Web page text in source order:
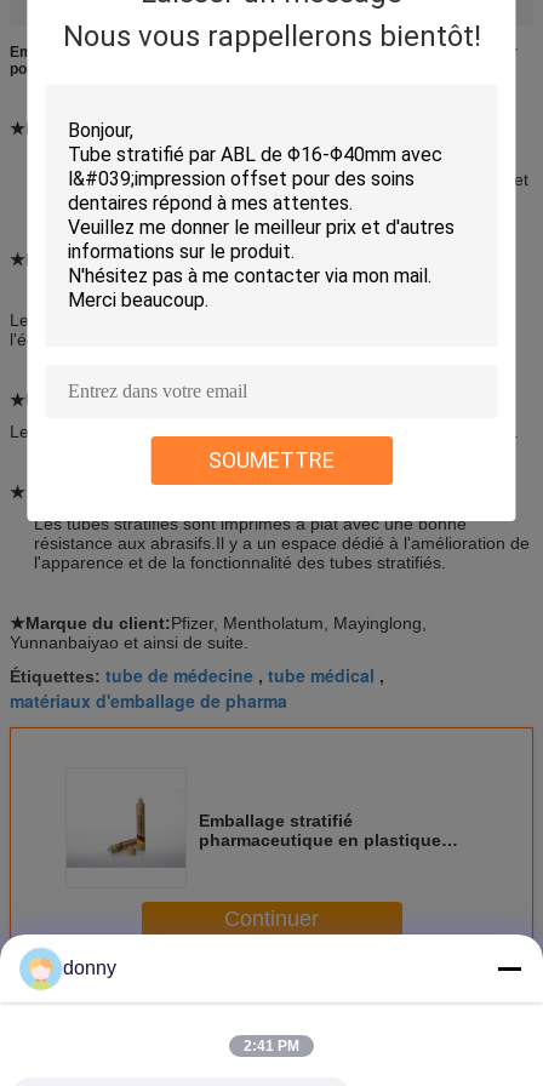
Nous vous rappellerons bientôt!
SOUMETTRE
Emballages de tubes laminés pharmaceutiques en plastique médical pour
pommade à chauffer
★Matériau: tube pharmaceutique
La couche intérieure de PE (film de polyéthylène) des tubes
stratifiés peut être la barrière pour le contact entre le contenu et
la couche intermédiaire en aluminium
★Diamètre et épaisseur du tube(Φ: diamètre μ: épaisseur)
Le nombre d'équipements utilisés est déterminé en fonction de
l'échantillon.
★Utilisation:
Le traitement de la peau, le pied d'athlète, la pommade Scald, etc.
★ Caractéristique:
Les tubes stratifiés sont imprimés à plat avec une bonne
résistance aux abrasifs.Il y a un espace dédié à l'amélioration de
l'apparence et de la fonctionnalité des tubes stratifiés.
★Marque du client:Pfizer, Mentholatum, Mayinglong,
Yunnanbaiyao et ainsi de suite.
Étiquettes: tube de médecine , tube médical ,
matériaux d'emballage de pharma
Emballage stratifié
pharmaceutique en plastique
Continuer
PlusEmballage pharmaceutique de tube
donny
2:41 PM